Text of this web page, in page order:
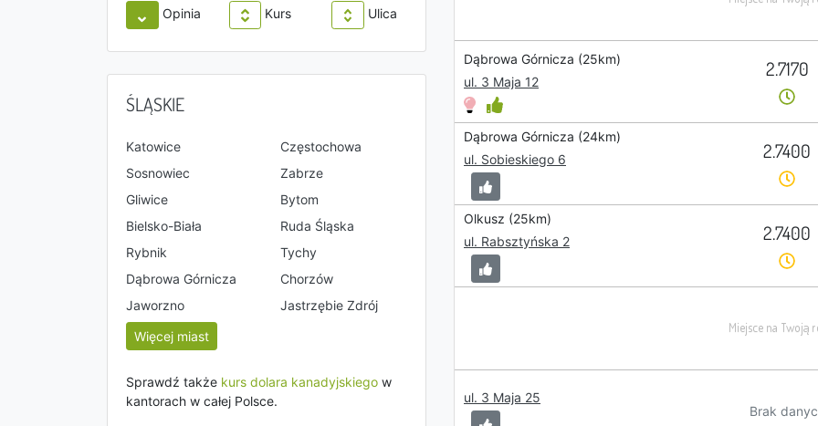
Opinia Kurs Ulica
ŚLĄSKIE
Katowice
Częstochowa
Sosnowiec
Zabrze
Gliwice
Bytom
Bielsko-Biała
Ruda Śląska
Rybnik
Tychy
Dąbrowa Górnicza
Chorzów
Jaworzno
Jastrzębie Zdrój
Więcej miast
Sprawdź także kurs dolara kanadyjskiego w
kantorach w całej Polsce.
Dąbrowa Górnicza (25km)
ul. 3 Maja 12
2.7170
Dąbrowa Górnicza (24km)
ul. Sobieskiego 6
2.7400
Olkusz (25km)
ul. Rabsztyńska 2
2.7400
ul. 3 Maja 25
Brak